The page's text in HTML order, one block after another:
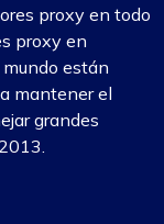
proxy en todo
proxy en
están
mantener el
grandes